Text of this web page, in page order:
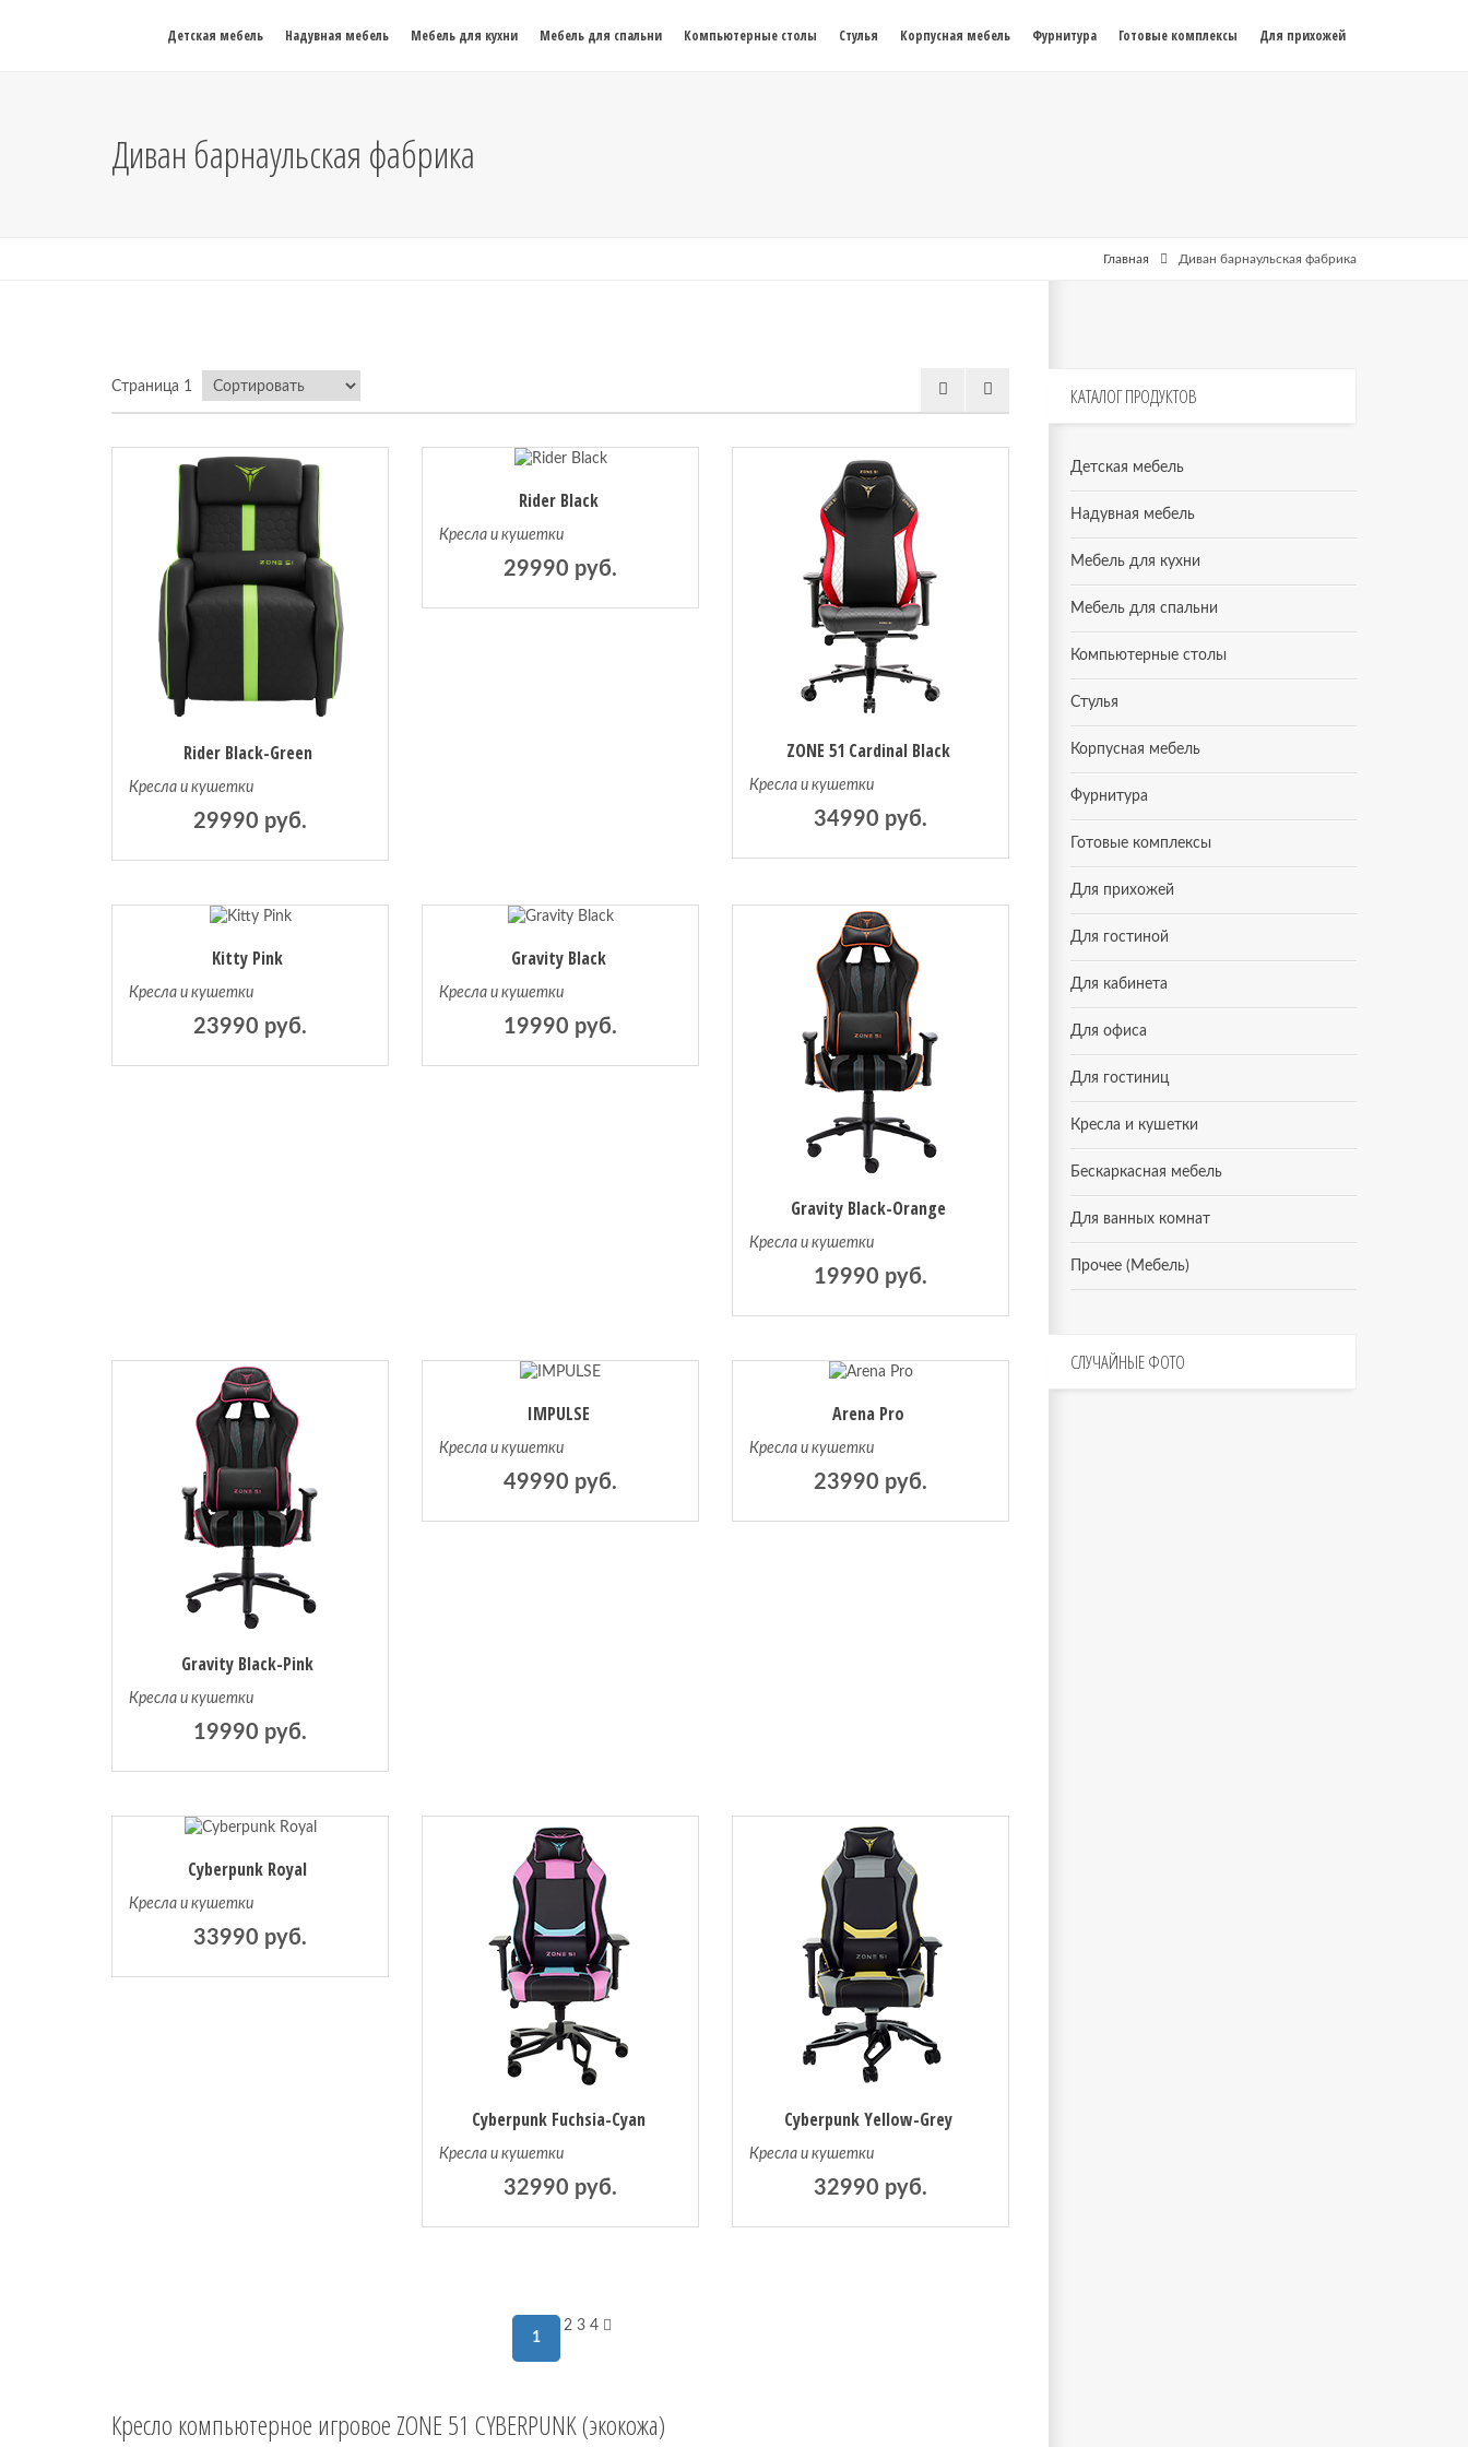
Детская мебель Надувная мебель Мебель для кухни Мебель для спальни Компьютерные столы Стулья Корпусная мебель Фурнитура Готовые комплексы Для прихожей
Диван барнаульская фабрика
Главная Диван барнаульская фабрика
Страница 1
Rider Black-Green
Кресла и кушетки
29990 руб.
Rider Black
Кресла и кушетки
29990 руб.
ZONE 51 Cardinal Black
Кресла и кушетки
34990 руб.
Kitty Pink
Кресла и кушетки
23990 руб.
Gravity Black
Кресла и кушетки
19990 руб.
Gravity Black-Orange
Кресла и кушетки
19990 руб.
Gravity Black-Pink
Кресла и кушетки
19990 руб.
IMPULSE
Кресла и кушетки
49990 руб.
Arena Pro
Кресла и кушетки
23990 руб.
Cyberpunk Royal
Кресла и кушетки
33990 руб.
Cyberpunk Fuchsia-Cyan
Кресла и кушетки
32990 руб.
Cyberpunk Yellow-Grey
Кресла и кушетки
32990 руб.
1
234
Кресло компьютерное игровое ZONE 51 CYBERPUNK (экокожа)
КАТАЛОГПРОДУКТОВ
Детская мебель
Надувная мебель
Мебель для кухни
Мебель для спальни
Компьютерные столы
Стулья
Корпусная мебель
Фурнитура
Готовые комплексы
Для прихожей
Для гостиной
Для кабинета
Для офиса
Для гостиниц
Кресла и кушетки
Бескаркасная мебель
Для ванных комнат
Прочее (Мебель)
СЛУЧАЙНЫЕФОТО